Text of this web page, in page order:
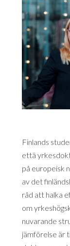
Finlands
että
på europeisk
av det
råd att halka
om
nuvarande
jämförelse är